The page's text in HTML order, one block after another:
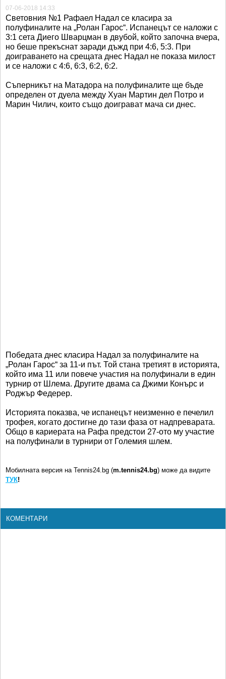
07-06-2018 14:33
Световния №1 Рафаел Надал се класира за
полуфиналите на „Ролан Гарос“. Испанецът се наложи с
3:1 сета Диего Шварцман в двубой, който започна вчера,
но беше прекъснат заради дъжд при 4:6, 5:3. При
доиграването на срещата днес Надал не показа милост
и се наложи с 4:6, 6:3, 6:2, 6:2.
Съперникът на Матадора на полуфиналите ще бъде
определен от дуела между Хуан Мартин дел Потро и
Марин Чилич, които също доиграват мача си днес.
Победата днес класира Надал за полуфиналите на
„Ролан Гарос“ за 11-и път. Той стана третият в историята,
който има 11 или повече участия на полуфинали в един
турнир от Шлема. Другите двама са Джими Конърс и
Роджър Федерер.
Историята показва, че испанецът неизменно е печелил
трофея, когато достигне до тази фаза от надпреварата.
Общо в кариерата на Рафа предстои 27-ото му участие
на полуфинали в турнири от Големия шлем.
Мобилната версия на Tennis24.bg (m.tennis24.bg) може да видите
ТУК!
КОМЕНТАРИ